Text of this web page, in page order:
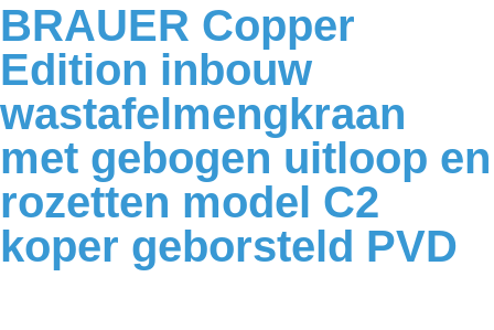
BRAUER Copper
Edition inbouw
wastafelmengkraan
met gebogen uitloop en
rozetten model C2
koper geborsteld PVD